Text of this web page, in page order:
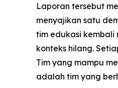
Laporan tersebut
menyajikan satu
tim edukasi kembali
konteks hilang.
Tim yang mampu
adalah tim yang